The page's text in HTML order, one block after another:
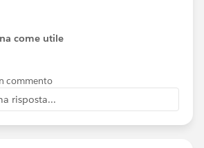
come utile
commento
risposta...